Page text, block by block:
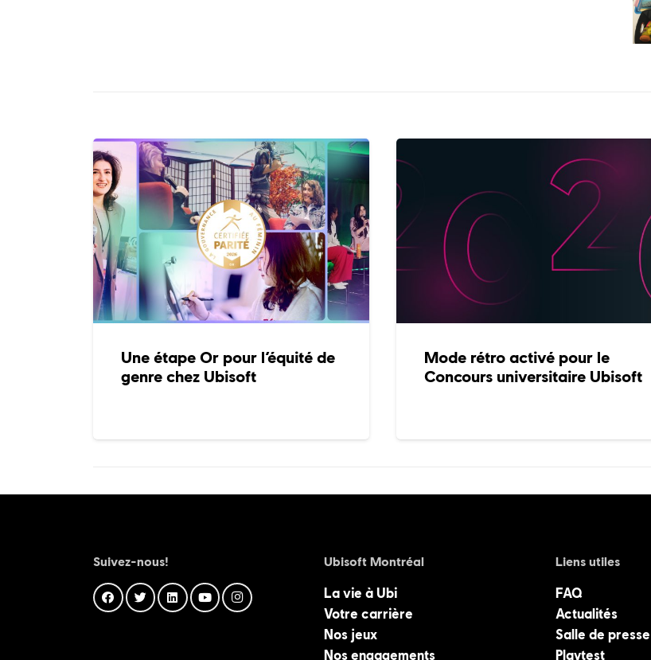
Une étape Or pour l’équité de
genre chez Ubisoft
Mode rétro activé pour le
Concours universitaire Ubisoft
Suivez-nous! Ubisoft Montréal
La vie à Ubi
Votre carrière
Nos jeux
Nos engagements
Liens utiles
FAQ
Actualités
Salle de presse
Playtest